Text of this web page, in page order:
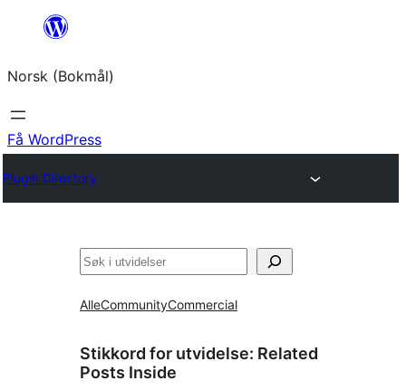
Hopp
innhold
Norsk (Bokmål)
Få WordPress
Plugin Directory
Søk
AlleCommunityCommercial
Stikkord for utvidelse: Related
Posts Inside